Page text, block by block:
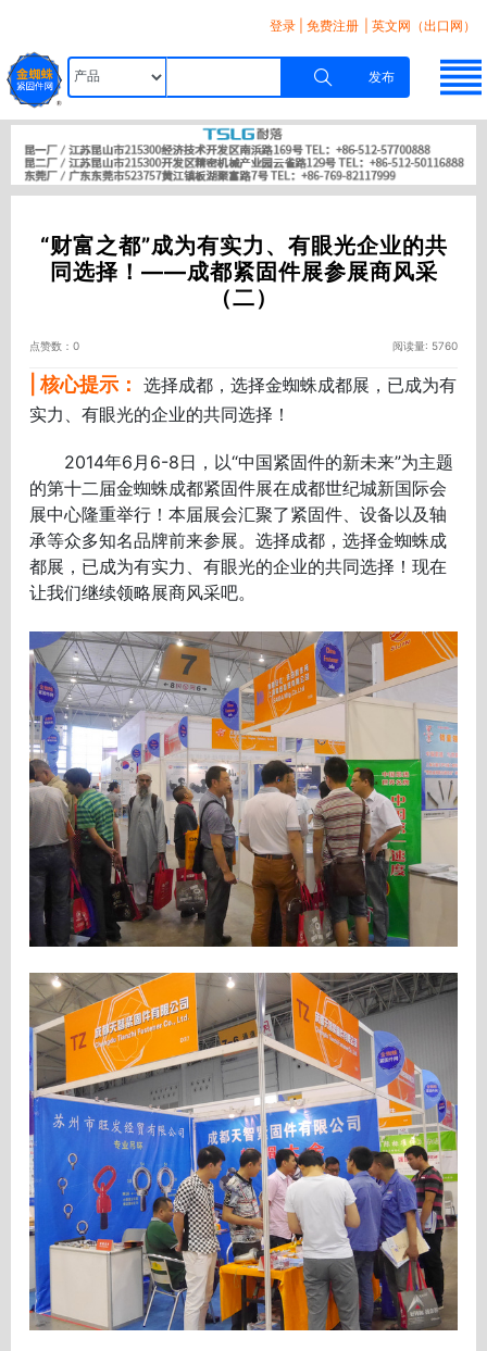
登录 免费注册 | 英文网（出口网）
发布
“财富之都”成为有实力、有眼光企业的共
同选择！――成都紧固件展参展商风采
（二）
点赞数：0 阅读量: 5760
| 核心提示：
选择成都，选择金蜘蛛成都展，已成为有
实力、有眼光的企业的共同选择！
2014年6月6-8日，以“中国紧固件的新未来”为主题
的第十二届金蜘蛛成都紧固件展在成都世纪城新国际会
展中心隆重举行！本届展会汇聚了紧固件、设备以及轴
承等众多知名品牌前来参展。选择成都，选择金蜘蛛成
都展，已成为有实力、有眼光的企业的共同选择！现在
让我们继续领略展商风采吧。